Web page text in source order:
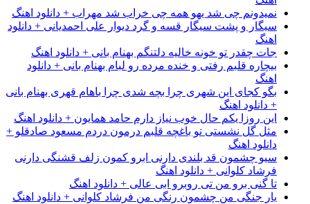
نمیدونم چی شد یهو همه چی خراب شد مهراب + دانلود اهنگ
سیگار و پشت سیگار قسه و گرد دیوار علی احمدیانی + دانلود
اهنگ
جات چقدر تو خونه خالیه دلتنگم بهنام بانی + دانلود اهنگ
بیچاره قلبم رفتی و خنده مرده رو لبام بهنام بانی + دانلود
اهنگ
بگو کجای این شهری چرا بچه شدی چرا باهام قهری بهنام بانی
+ دانلود اهنگ
این روزا یکم حال خوب نیاز دارم حامد همایون + دانلود اهنگ
مثل گل نشستی تو باغچه قلبم درمون دردم مسعود صادقلو +
دانلود اهنگ
سیو چشمون قد بلندی دارنی ابرو کمون زلف قشنگی دارنی
فرشاد کلوانی + دانلود اهنگ
تا گنی برو من تی روبرو ابی عالی + دانلود اهنگ
یار جنگی من چشمون رنگی من فرشاد کلوانی + دانلود اهنگ